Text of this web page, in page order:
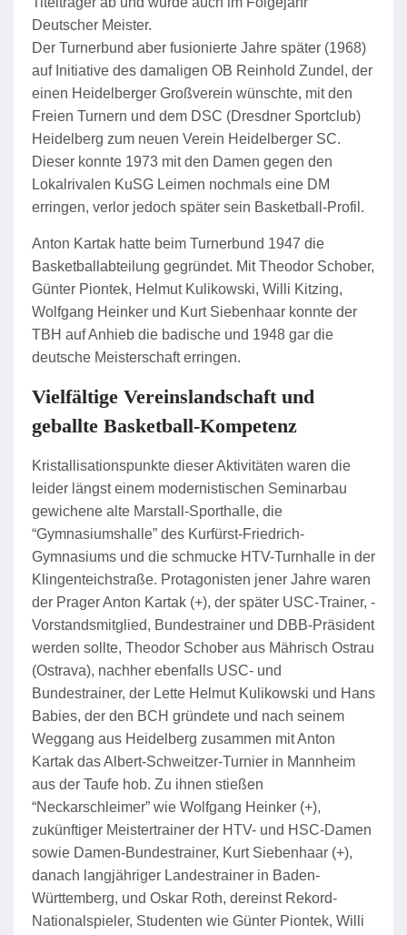
Deutscher Meister.
Der Turnerbund aber fusionierte Jahre später (1968)
auf Initiative des damaligen OB Reinhold Zundel, der
einen Heidelberger Großverein wünschte, mit den
Freien Turnern und dem DSC (Dresdner Sportclub)
Heidelberg zum neuen Verein Heidelberger SC.
Dieser konnte 1973 mit den Damen gegen den
Lokalrivalen KuSG Leimen nochmals eine DM
erringen, verlor jedoch später sein Basketball-Profil.
Anton Kartak hatte beim Turnerbund 1947 die
Basketballabteilung gegründet. Mit Theodor Schober,
Günter Piontek, Helmut Kulikowski, Willi Kitzing,
Wolfgang Heinker und Kurt Siebenhaar konnte der
TBH auf Anhieb die badische und 1948 gar die
deutsche Meisterschaft erringen.
Vielfältige Vereinslandschaft und
geballte Basketball-Kompetenz
Kristallisationspunkte dieser Aktivitäten waren die
leider längst einem modernistischen Seminarbau
gewichene alte Marstall-Sporthalle, die
“Gymnasiumshalle” des Kurfürst-Friedrich-
Gymnasiums und die schmucke HTV-Turnhalle in der
Klingenteichstraße. Protagonisten jener Jahre waren
der Prager Anton Kartak (+), der später USC-Trainer, -
Vorstandsmitglied, Bundestrainer und DBB-Präsident
werden sollte, Theodor Schober aus Mährisch Ostrau
(Ostrava), nachher ebenfalls USC- und
Bundestrainer, der Lette Helmut Kulikowski und Hans
Babies, der den BCH gründete und nach seinem
Weggang aus Heidelberg zusammen mit Anton
Kartak das Albert-Schweitzer-Turnier in Mannheim
aus der Taufe hob. Zu ihnen stießen
“Neckarschleimer” wie Wolfgang Heinker (+),
zukünftiger Meistertrainer der HTV- und HSC-Damen
sowie Damen-Bundestrainer, Kurt Siebenhaar (+),
danach langjähriger Landestrainer in Baden-
Württemberg, und Oskar Roth, dereinst Rekord-
Nationalspieler, Studenten wie Günter Piontek, Willi